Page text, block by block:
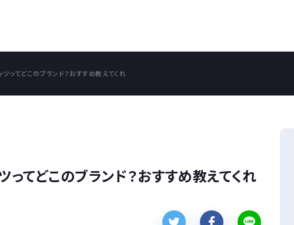
ってどこのブランド？おすすめ教えてくれ
てどこのブランド？おすすめ教えてくれ